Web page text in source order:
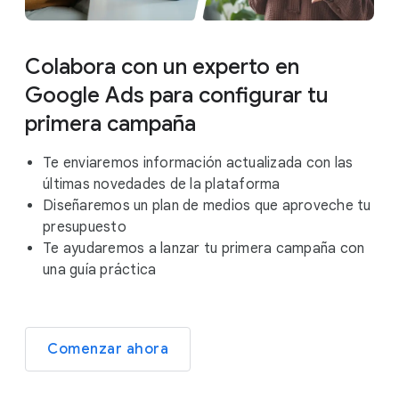
Colabora con un experto en
Google Ads para configurar tu
primera campaña
Te enviaremos información actualizada con las
últimas novedades de la plataforma
Diseñaremos un plan de medios que aproveche tu
presupuesto
Te ayudaremos a lanzar tu primera campaña con
una guía práctica
Comenzar ahora